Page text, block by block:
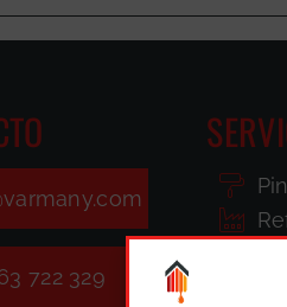
722 329